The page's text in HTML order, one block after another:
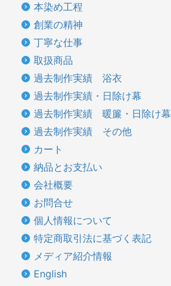
本染め工程
創業の精神
丁寧な仕事
取扱商品
過去制作実績 浴衣
過去制作実績・日除け幕
過去制作実績 暖簾・日除け幕
過去制作実績 その他
カート
納品とお支払い
会社概要
お問合せ
個人情報について
特定商取引法に基づく表記
メディア紹介情報
English